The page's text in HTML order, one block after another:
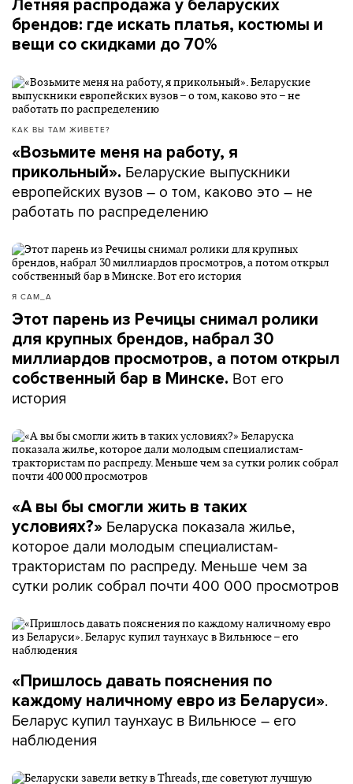
Летняя распродажа у беларуских
брендов: где искать платья, костюмы и
вещи со скидками до 70%
КАК ВЫ ТАМ ЖИВЕТЕ?
«Возьмите меня на работу, я
прикольный». Беларуские выпускники
европейских вузов – о том, каково это – не
работать по распределению
Я САМ_А
Этот парень из Речицы снимал ролики
для крупных брендов, набрал 30
миллиардов просмотров, а потом открыл
собственный бар в Минске. Вот его
история
«А вы бы смогли жить в таких
условиях?» Беларуска показала жилье,
которое дали молодым специалистам-
трактористам по распреду. Меньше чем за
сутки ролик собрал почти 400 000 просмотров
«Пришлось давать пояснения по
каждому наличному евро из Беларуси».
Беларус купил таунхаус в Вильнюсе – его
наблюдения